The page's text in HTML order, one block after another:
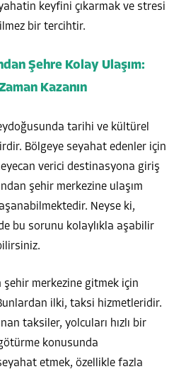
keyfini çıkarmak ve stresi
bir tercihtir.
Şehre Kolay Ulaşım:
Kazanın
tarihi ve kültürel
Bölgeye seyahat edenler için
verici destinasyona giriş
şehir merkezine ulaşım
Neyse ki,
bu sorunu kolaylıkla aşabilir
şehir merkezine gitmek için
ilki, taksi hizmetleridir.
taksiler, yolcuları hızlı bir
konusunda
etmek, özellikle fazla